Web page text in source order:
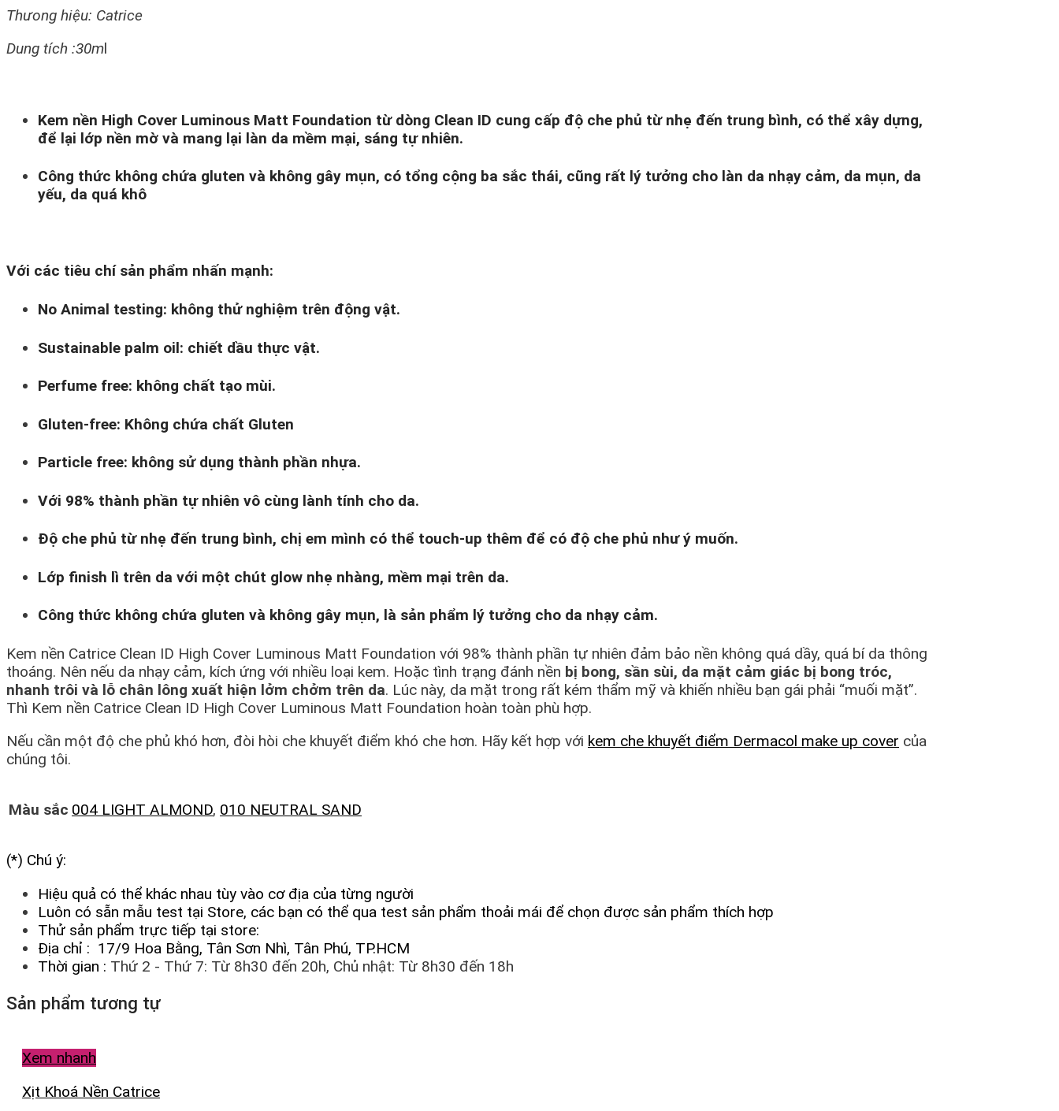
Thưong hiệu: Catrice
Dung tích :30ml
Kem nền High Cover Luminous Matt Foundation từ dòng Clean ID cung cấp độ che phủ từ nhẹ đến trung bình, có thể xây dựng,
để lại lớp nền mờ và mang lại làn da mềm mại, sáng tự nhiên.
Công thức không chứa gluten và không gây mụn, có tổng cộng ba sắc thái, cũng rất lý tưởng cho làn da nhạy cảm, da mụn, da
yếu, da quá khô
Với các tiêu chí sản phẩm nhấn mạnh:
No Animal testing: không thử nghiệm trên động vật.
Sustainable palm oil: chiết dầu thực vật.
Perfume free: không chất tạo mùi.
Gluten-free: Không chứa chất Gluten
Particle free: không sử dụng thành phần nhựa.
Với 98% thành phần tự nhiên vô cùng lành tính cho da.
Độ che phủ từ nhẹ đến trung bình, chị em mình có thể touch-up thêm để có độ che phủ như ý muốn.
Lớp finish lì trên da với một chút glow nhẹ nhàng, mềm mại trên da.
Công thức không chứa gluten và không gây mụn, là sản phẩm lý tưởng cho da nhạy cảm.
Kem nền Catrice Clean ID High Cover Luminous Matt Foundation với 98% thành phần tự nhiên đảm bảo nền không quá dầy, quá bí da thông
thoáng. Nên nếu da nhạy cảm, kích ứng với nhiều loại kem. Hoặc tình trạng đánh nền bị bong, sần sùi, da mặt cảm giác bị bong tróc,
nhanh trôi và lỗ chân lông xuất hiện lởm chởm trên da. Lúc này, da mặt trong rất kém thẩm mỹ và khiến nhiều bạn gái phải “muối mặt”.
Thì Kem nền Catrice Clean ID High Cover Luminous Matt Foundation hoàn toàn phù hợp.
Nếu cần một độ che phủ khó hơn, đòi hòi che khuyết điểm khó che hơn. Hãy kết hợp với kem che khuyết điểm Dermacol make up cover của
chúng tôi.
Màu sắc 004 LIGHT ALMOND, 010 NEUTRAL SAND
(*) Chú ý:
Hiệu quả có thể khác nhau tùy vào cơ địa của từng người
Luôn có sẵn mẫu test tại Store, các bạn có thể qua test sản phẩm thoải mái để chọn được sản phẩm thích hợp
Thử sản phẩm trực tiếp tại store:
Địa chỉ : 17/9 Hoa Bằng, Tân Sơn Nhì, Tân Phú, TP.HCM
Thời gian : Thứ 2 - Thứ 7: Từ 8h30 đến 20h, Chủ nhật: Từ 8h30 đến 18h
Sản phẩm tương tự
Xem nhanh
Xịt Khoá Nền Catrice